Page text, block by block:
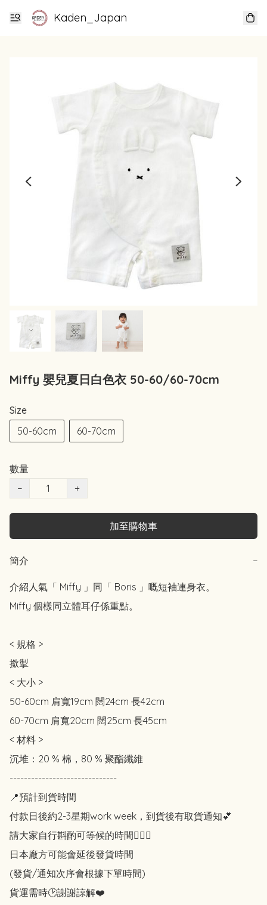
Kaden_Japan
Miffy 嬰兒夏日白色衣 50-60/60-70cm
Size
50-60cm
60-70cm
數量
−
+
加至購物車
簡介 −
介紹人氣「 Miffy 」同「 Boris 」嘅短袖連身衣。
Miffy 個樣同立體耳仔係重點。
< 規格 >
撳掣
< 大小 >
50-60cm 肩寬19cm 闊24cm 長42cm
60-70cm 肩寬20cm 闊25cm 長45cm
< 材料 >
沉堆：20 % 棉，80 % 聚酯纖維
------------------------------
📍預計到貨時間
付款日後約2-3星期work week，到貨後有取貨通知💕
請大家自行斟酌可等候的時間🙇🏻‍♀️
日本廠方可能會延後發貨時間
(發貨/通知次序會根據下單時間)
貨運需時🕑謝謝諒解❤️